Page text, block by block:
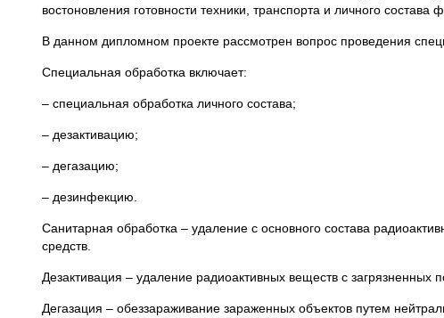
востоновления готовности техники, транспорта и личного
В данном дипломном проекте рассмотрен вопрос проведения
Специальная обработка включает:
– специальная обработка личного состава;
– дезактивацию;
– дегазацию;
– дезинфекцию.
Санитарная обработка – удаление с основного состава
средств.
Дезактивация – удаление радиоактивных веществ с
Дегазация – обеззараживание зараженных объектов путем